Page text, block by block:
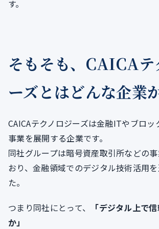
す。
そもそも、CAICAテ
ーズとはどんな企業
CAICAテクノロジーズは金融ITやブロッ
事業を展開する企業です。
同社グループは暗号資産取引所などの
おり、金融領域でのデジタル技術活用
た。
つまり同社にとって、
「デジタル上で
か」